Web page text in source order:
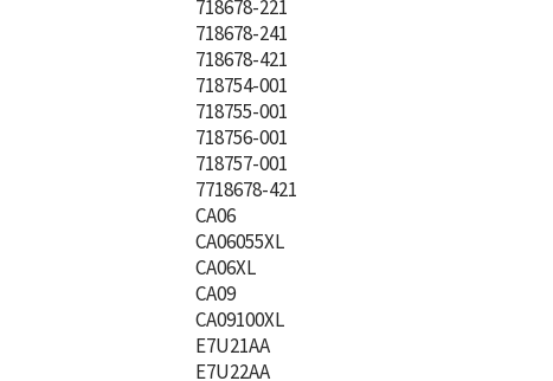
718678-221
718678-241
718678-421
718754-001
718755-001
718756-001
718757-001
7718678-421
CA06
CA06055XL
CA06XL
CA09
CA09100XL
E7U21AA
E7U22AA